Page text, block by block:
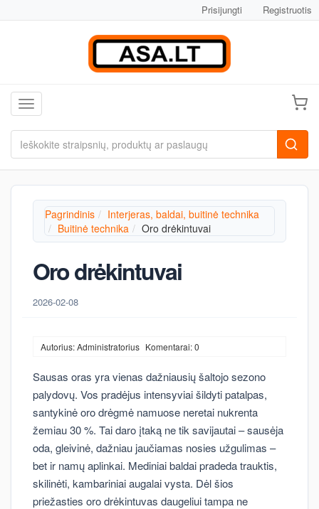
Prisijungti Registruotis
Toggle navigation
Pagrindinis
Interjeras, baldai, buitinė technika
Buitinė technika
Oro drėkintuvai
Oro drėkintuvai
2026-02-08
Autorius: Administratorius Komentarai: 0
Sausas oras yra vienas dažniausių šaltojo sezono
palydovų. Vos pradėjus intensyviai šildyti patalpas,
santykinė oro drėgmė namuose neretai nukrenta
žemiau 30 %. Tai daro įtaką ne tik savijautai – sausėja
oda, gleivinė, dažniau jaučiamas nosies užgulimas –
bet ir namų aplinkai. Mediniai baldai pradeda trauktis,
skilinėti, kambariniai augalai vysta. Dėl šios
priežasties oro drėkintuvas daugeliui tampa ne